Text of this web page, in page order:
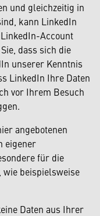
und gleichzeitig in
kann LinkedIn
Account
dass sich die
unserer Kenntnis
LinkedIn Ihre Daten
vor Ihrem Besuch
angebotenen
eigener
für die
wie beispielsweise
Daten aus Ihrer